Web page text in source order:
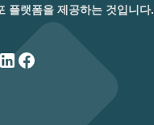
플랫폼을 제공하는 것입니다.